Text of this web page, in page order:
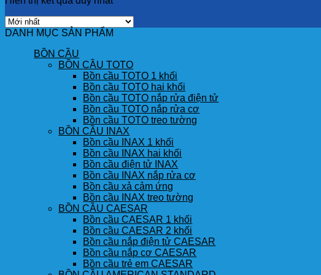
DANH MỤC SẢN PHẨM
BỒN CẦU
BỒN CẦU TOTO
Bồn cầu TOTO 1 khối
Bồn cầu TOTO hai khối
Bồn cầu TOTO nắp rửa điện tử
Bồn cầu TOTO nắp rửa cơ
Bồn cầu TOTO treo tường
BỒN CẦU INAX
Bồn cầu INAX 1 khối
Bồn cầu INAX hai khối
Bồn cầu điện tử INAX
Bồn cầu INAX nắp rửa cơ
Bồn cầu xả cảm ứng
Bồn cầu INAX treo tường
BỒN CẦU CAESAR
Bồn cầu CAESAR 1 khối
Bồn cầu CAESAR 2 khối
Bồn cầu nắp điện tử CAESAR
Bồn cầu nắp cơ CAESAR
Bồn cầu trẻ em CAESAR